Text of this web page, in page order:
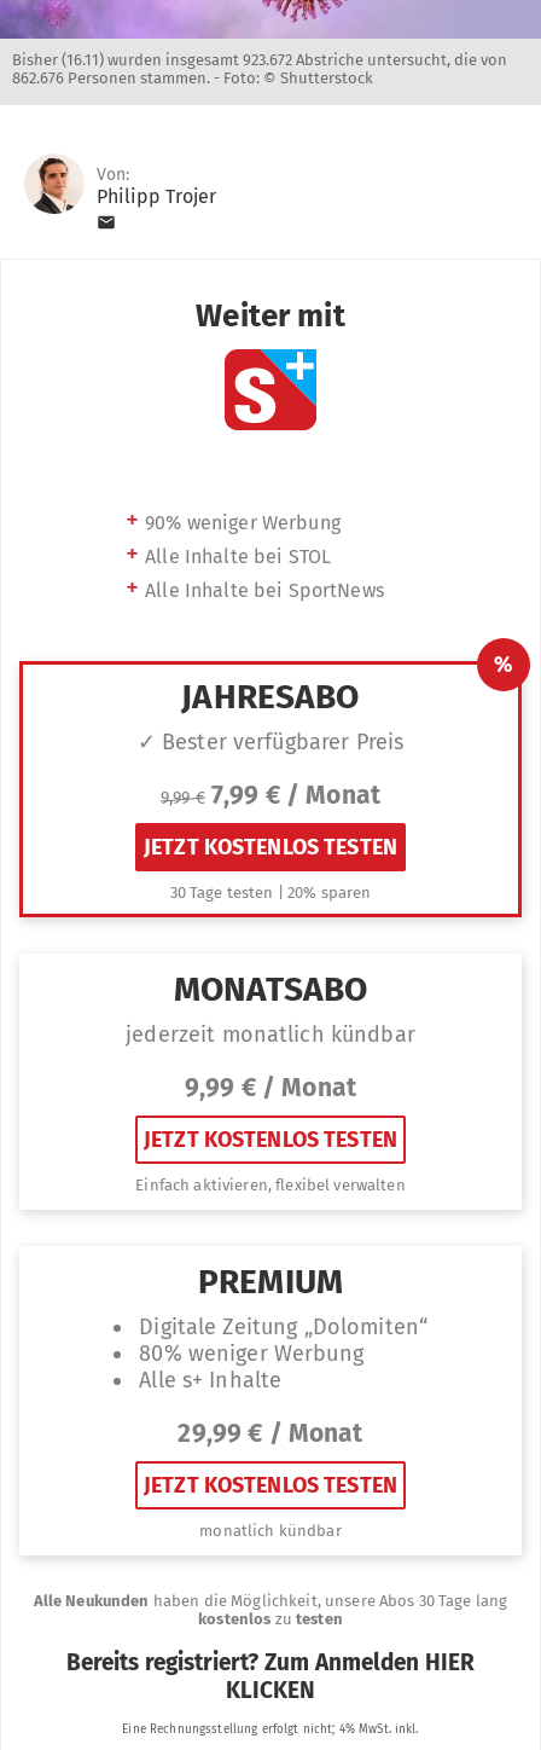
Bisher (16.11) wurden insgesamt 923.672 Abstriche untersucht, die von
862.676 Personen stammen. - Foto: © Shutterstock
Von:
Philipp Trojer